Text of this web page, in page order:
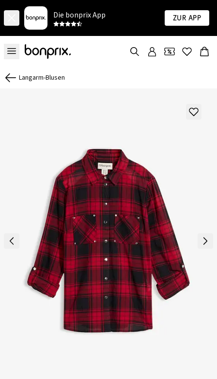
Die bonprix App Zur App
Langarm-Blusen